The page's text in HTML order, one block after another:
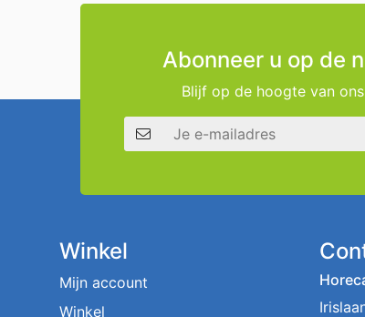
Abonneer u op de
Blijf op de hoogte van
E-mailadres
Winkel
Mijn account
Winkel